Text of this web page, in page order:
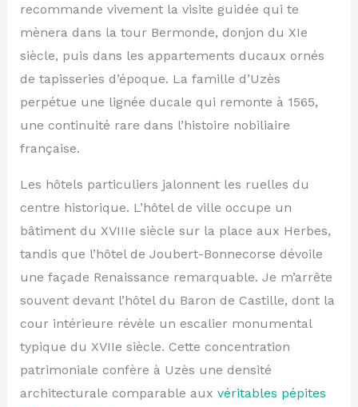
recommande vivement la visite guidée qui te
mènera dans la tour Bermonde, donjon du XIe
siècle, puis dans les appartements ducaux ornés
de tapisseries d’époque. La famille d’Uzès
perpétue une lignée ducale qui remonte à 1565,
une continuité rare dans l’histoire nobiliaire
française.
Les hôtels particuliers jalonnent les ruelles du
centre historique. L’hôtel de ville occupe un
bâtiment du XVIIIe siècle sur la place aux Herbes,
tandis que l’hôtel de Joubert-Bonnecorse dévoile
une façade Renaissance remarquable. Je m’arrête
souvent devant l’hôtel du Baron de Castille, dont la
cour intérieure révèle un escalier monumental
typique du XVIIe siècle. Cette concentration
patrimoniale confère à Uzès une densité
architecturale comparable aux véritables pépites